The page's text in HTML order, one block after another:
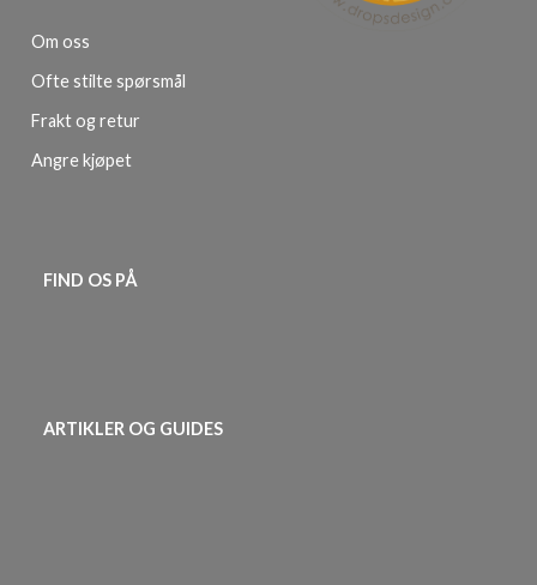
Om oss
Ofte stilte spørsmål
Frakt og retur
Angre kjøpet
FIND OS PÅ
ARTIKLER OG GUIDES